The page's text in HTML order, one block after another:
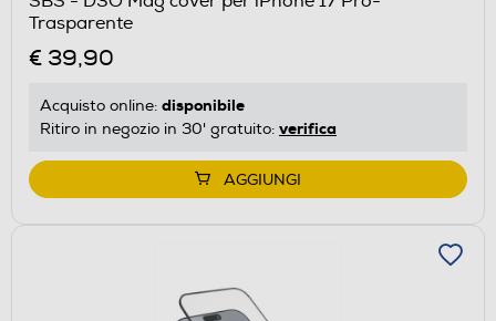
Trasparente
€ 39,90
Acquisto online: disponibile
Ritiro in negozio in 30' gratuito: verifica
AGGIUNGI